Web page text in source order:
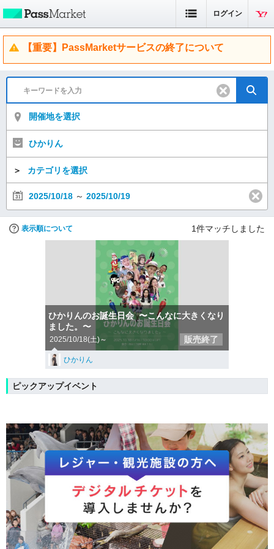
ログイン
【重要】PassMarketサービスの終了について
開催地を選択
ひかりん
＞ カテゴリを選択
2025/10/18 ～ 2025/10/19
表示順について 1件マッチしました
ひかりんのお誕生日会 〜こんなに大きくなり
ました。〜
2025/10/18(土)～ 販売終了
ひかりん
ピックアップイベント